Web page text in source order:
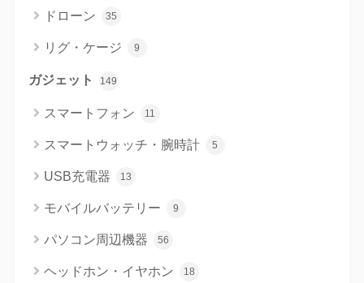
ドローン 35
リグ・ケージ 9
ガジェット 149
スマートフォン 11
スマートウォッチ・腕時計 5
USB充電器 13
モバイルバッテリー 9
パソコン周辺機器 56
ヘッドホン・イヤホン 18